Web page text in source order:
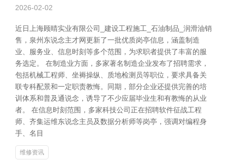
2026-02-02
近日上海顾晴实业有限公司_建设工程施工_石油制品_润滑油销
售，泉州东说念主才网更新了一批优质岗亭信息，涵盖制造
业、服务业、信息时刻等多个范围，为求职者提供了丰富的服
务选定。 在制造业方面，多家著名制造企业发布了招聘需求，
包括机械工程师、坐褥操纵、质地检测员等职位，要求具备关
联专科配景和一定职责教悔。同期，部分企业还提供完善的培
训体系和普及通说念，诱导了不少应届毕业生和有教悔的从业
者。 在信息时刻范围，多家科技公司正在招聘软件征战工程
师、齐集运维东说念主员及数据分析师等岗亭，强调对编程身
手、名目
维修资讯